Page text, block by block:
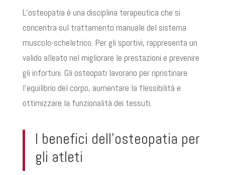
L’osteopatia è una disciplina terapeutica che si
concentra sul trattamento manuale del sistema
muscolo-scheletrico. Per gli sportivi, rappresenta un
valido alleato nel migliorare le prestazioni e prevenire
gli infortuni. Gli osteopati lavorano per ripristinare
l’equilibrio del corpo, aumentare la flessibilità e
ottimizzare la funzionalità dei tessuti.
I benefici dell’osteopatia per
gli atleti